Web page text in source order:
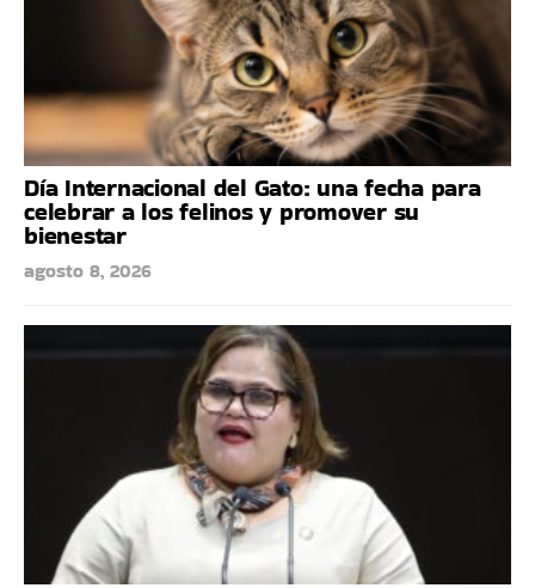
Día Internacional del Gato: una fecha para
celebrar a los felinos y promover su
bienestar
agosto 8, 2026